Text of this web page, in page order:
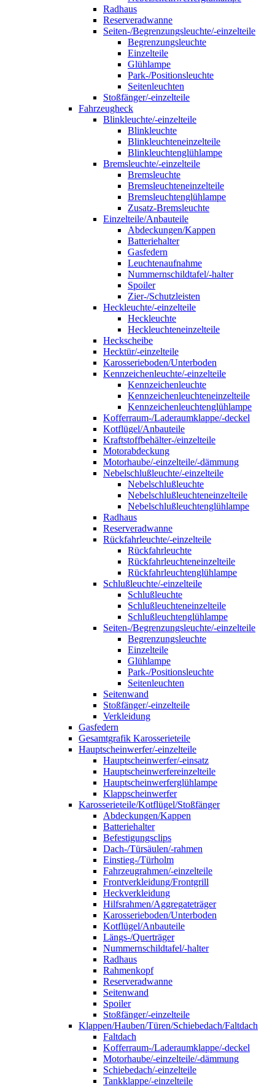
Radhaus
Reserveradwanne
Seiten-/Begrenzungsleuchte/-einzelteile
Begrenzungsleuchte
Einzelteile
Glühlampe
Park-/Positionsleuchte
Seitenleuchten
Stoßfänger/-einzelteile
Fahrzeugheck
Blinkleuchte/-einzelteile
Blinkleuchte
Blinkleuchteneinzelteile
Blinkleuchtenglühlampe
Bremsleuchte/-einzelteile
Bremsleuchte
Bremsleuchteneinzelteile
Bremsleuchtenglühlampe
Zusatz-Bremsleuchte
Einzelteile/Anbauteile
Abdeckungen/Kappen
Batteriehalter
Gasfedern
Leuchtenaufnahme
Nummernschildtafel/-halter
Spoiler
Zier-/Schutzleisten
Heckleuchte/-einzelteile
Heckleuchte
Heckleuchteneinzelteile
Heckscheibe
Hecktür/-einzelteile
Karosserieboden/Unterboden
Kennzeichenleuchte/-einzelteile
Kennzeichenleuchte
Kennzeichenleuchteneinzelteile
Kennzeichenleuchtenglühlampe
Kofferraum-/Laderaumklappe/-deckel
Kotflügel/Anbauteile
Kraftstoffbehälter-/einzelteile
Motorabdeckung
Motorhaube/-einzelteile/-dämmung
Nebelschlußleuchte/-einzelteile
Nebelschlußleuchte
Nebelschlußleuchteneinzelteile
Nebelschlußleuchtenglühlampe
Radhaus
Reserveradwanne
Rückfahrleuchte/-einzelteile
Rückfahrleuchte
Rückfahrleuchteneinzelteile
Rückfahrleuchtenglühlampe
Schlußleuchte/-einzelteile
Schlußleuchte
Schlußleuchteneinzelteile
Schlußleuchtenglühlampe
Seiten-/Begrenzungsleuchte/-einzelteile
Begrenzungsleuchte
Einzelteile
Glühlampe
Park-/Positionsleuchte
Seitenleuchten
Seitenwand
Stoßfänger/-einzelteile
Verkleidung
Gasfedern
Gesamtgrafik Karosserieteile
Hauptscheinwerfer/-einzelteile
Hauptscheinwerfer/-einsatz
Hauptscheinwerfereinzelteile
Hauptscheinwerferglühlampe
Klappscheinwerfer
Karosserieteile/Kotflügel/Stoßfänger
Abdeckungen/Kappen
Batteriehalter
Befestigungsclips
Dach-/Türsäulen/-rahmen
Einstieg-/Türholm
Fahrzeugrahmen/-einzelteile
Frontverkleidung/Frontgrill
Heckverkleidung
Hilfsrahmen/Aggregateträger
Karosserieboden/Unterboden
Kotflügel/Anbauteile
Längs-/Querträger
Nummernschildtafel/-halter
Radhaus
Rahmenkopf
Reserveradwanne
Seitenwand
Spoiler
Stoßfänger/-einzelteile
Klappen/Hauben/Türen/Schiebedach/Faltdach
Faltdach
Kofferraum-/Laderaumklappe/-deckel
Motorhaube/-einzelteile/-dämmung
Schiebedach/-einzelteile
Tankklappe/-einzelteile